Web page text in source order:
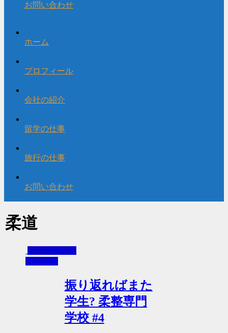
お問い合わせ
ホーム
プロフィール
会社の紹介
留学の仕事
旅行の仕事
お問い合わせ
柔道
人生を振り返
る忘備録
振り返ればまた
学生? 柔整専門
学校 #4